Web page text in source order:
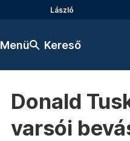
László
Menü Kereső
Donald
varsói